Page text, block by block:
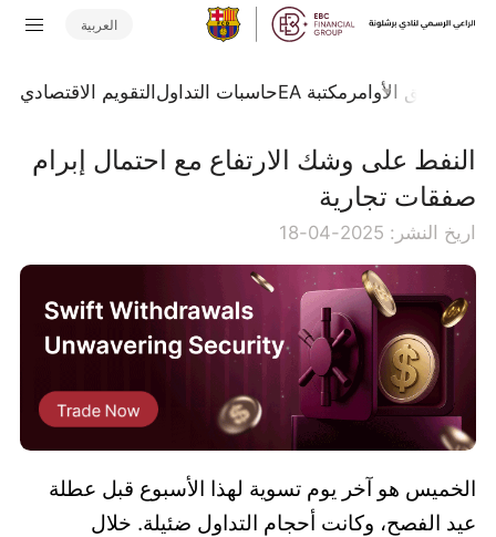
العربية
تدفق الأوامر مكتبة EA حاسبات التداولالتقويم الاقتصادي
النفط على وشك الارتفاع مع احتمال إبرام
صفقات تجارية
اريخ النشر: 2025-04-18
الخميس هو آخر يوم تسوية لهذا الأسبوع قبل عطلة
عيد الفصح، وكانت أحجام التداول ضئيلة. خلال